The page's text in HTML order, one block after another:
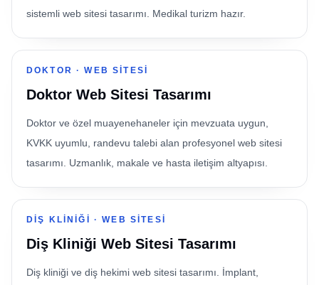
sistemli web sitesi tasarımı. Medikal turizm hazır.
DOKTOR ·WEB SITESI
Doktor Web Sitesi Tasarımı
Doktor ve özel muayenehaneler için mevzuata uygun,
KVKK uyumlu, randevu talebi alan profesyonel web sitesi
tasarımı. Uzmanlık, makale ve hasta iletişim altyapısı.
DIŞ KLINIĞI ·WEB SITESI
Diş Kliniği Web Sitesi Tasarımı
Diş kliniği ve diş hekimi web sitesi tasarımı. İmplant,